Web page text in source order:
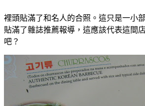
裡頭貼滿了和名人的合照。這只是一小
貼滿了雜誌推薦報導，這應該代表這間
吧？